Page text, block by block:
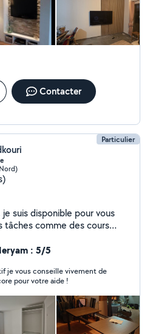
Contacter
Particulier
suis disponible pour vous
tâches comme des cours
déménagement et manutention. À très vite :)
: 5/5
je vous conseille vivement de
Merci encore pour votre aide !